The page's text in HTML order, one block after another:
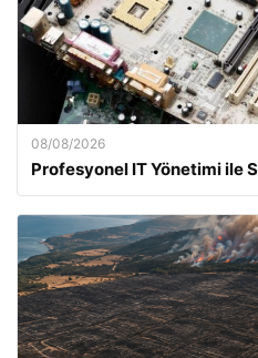
08/08/2026
Profesyonel IT Yönetimi ile